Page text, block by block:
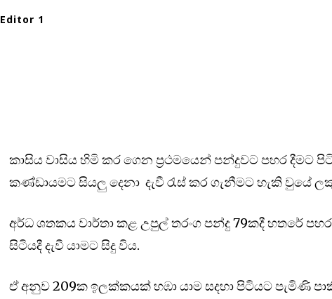
Editor 1
කාසිය වාසිය හිමි කර ගෙන ප්‍රථමයෙන් පන්දුවට පහර දීමට
කණ්ඩායමට සියලු දෙනා දැවී රැස් කර ගැනීමට හැකි වුයේ
අර්ධ ශතකය වාර්තා කළ උපුල් තරංග පන්දු 79කදී හතරේ
සිටියදී දැවී යාමට සිදු විය.
ඒ අනුව 209ක ඉලක්කයක් හඹා යාම සදහා පිටියට පැමිණි